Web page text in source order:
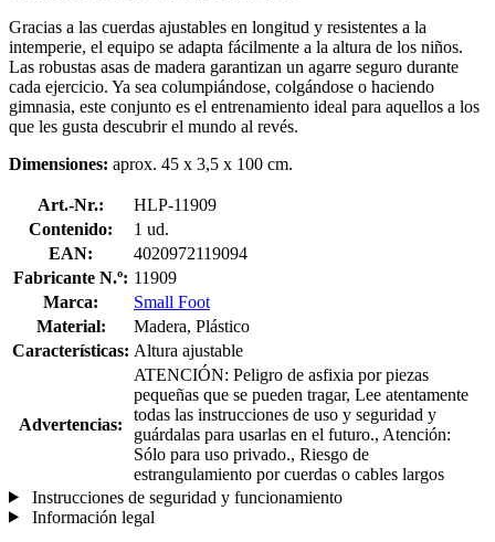
Gracias a las cuerdas ajustables en longitud y resistentes a la
intemperie, el equipo se adapta fácilmente a la altura de los niños.
Las robustas asas de madera garantizan un agarre seguro durante
cada ejercicio. Ya sea columpiándose, colgándose o haciendo
gimnasia, este conjunto es el entrenamiento ideal para aquellos a los
que les gusta descubrir el mundo al revés.
Dimensiones: aprox. 45 x 3,5 x 100 cm.
Art.-Nr.:
HLP-11909
Contenido:
1 ud.
EAN:
4020972119094
Fabricante N.º: 11909
Marca:
Small Foot
Material:
Madera, Plástico
Características: Altura ajustable
Advertencias:
ATENCIÓN: Peligro de asfixia por piezas
pequeñas que se pueden tragar, Lee atentamente
todas las instrucciones de uso y seguridad y
guárdalas para usarlas en el futuro., Atención:
Sólo para uso privado., Riesgo de
estrangulamiento por cuerdas o cables largos
Instrucciones de seguridad y funcionamiento
Información legal